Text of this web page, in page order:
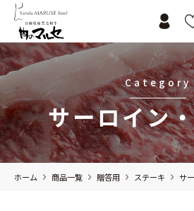
Category
サーロイン
ホーム 商品一覧 贈答用 ステーキ サ